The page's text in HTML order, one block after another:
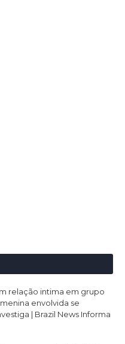
relação intima em grupo
envolvida se
| Brazil News Informa